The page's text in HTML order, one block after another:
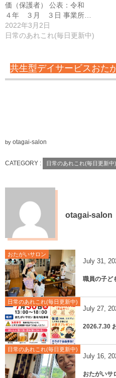
価（保護者） 公表：令和
４年 ３月 ３日 事業所…
2022年3月2日
日常のあれこれ(毎日更新中)
共生型デイサービスおた
by otagai-salon
CATEGORY : 日常のあれこれ(毎日更新中)
otagai-salon
おたがいサロン
July 31,
職員の子ど
日常のあれこれ(毎日更新中)
July 27,
2026.7.30
日常のあれこれ(毎日更新中)
July 16,
おたがい